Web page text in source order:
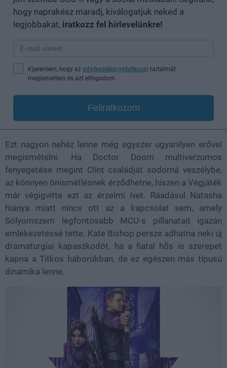
hogy naprakész maradj, kiválogatjuk neked a
legjobbakat, iratkozz fel hírlevelünkre!
Kijelentem, hogy az adatkezelési nyilatkozat tartalmát
megismertem és azt elfogadom.
Feliratkozom
Ezt nagyon nehéz lenne még egyszer ugyanilyen erővel
megismételni. Ha Doctor Doom multiverzumos
fenyegetése megint Clint családját sodorná veszélybe,
az könnyen önismétlésnek érződhetne, hiszen a Végjáték
már végigvitte ezt az érzelmi ívet. Ráadásul Natasha
hiánya miatt nincs ott az a kapcsolat sem, amely
Sólyomszem legfontosabb MCU-s pillanatait igazán
emlékezetessé tette. Kate Bishop persze adhatna neki új
dramaturgiai kapaszkodót, ha a fiatal hős is szerepet
kapna a Titkos háborúkban, de ez egészen más típusú
dinamika lenne.